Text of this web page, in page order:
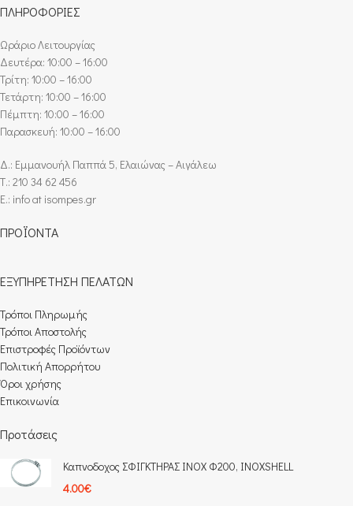
ΠΛΗΡΟΦΟΡΙΕΣ
Ωράριο Λειτουργίας
Δευτέρα: 10:00 – 16:00
Τρίτη: 10:00 – 16:00
Τετάρτη: 10:00 – 16:00
Πέμπτη: 10:00 – 16:00
Παρασκευή: 10:00 – 16:00
Δ.: Εμμανουήλ Παππά 5, Ελαιώνας – Αιγάλεω
Τ.: 210 34 62 456
E.: info at isompes.gr
ΠΡΟΪΟΝΤΑ
ΕΞΥΠΗΡΕΤΗΣΗ ΠΕΛΑΤΩΝ
Τρόποι Πληρωμής​
Τρόποι Αποστολής
Επιστροφές Προϊόντων
Πολιτική Απορρήτου
Όροι χρήσης
Επικοινωνία
Προτάσεις
Καπνοδοχος ΣΦΙΓΚΤΗΡΑΣ INOX Φ200, INOXSHELL
4.00€